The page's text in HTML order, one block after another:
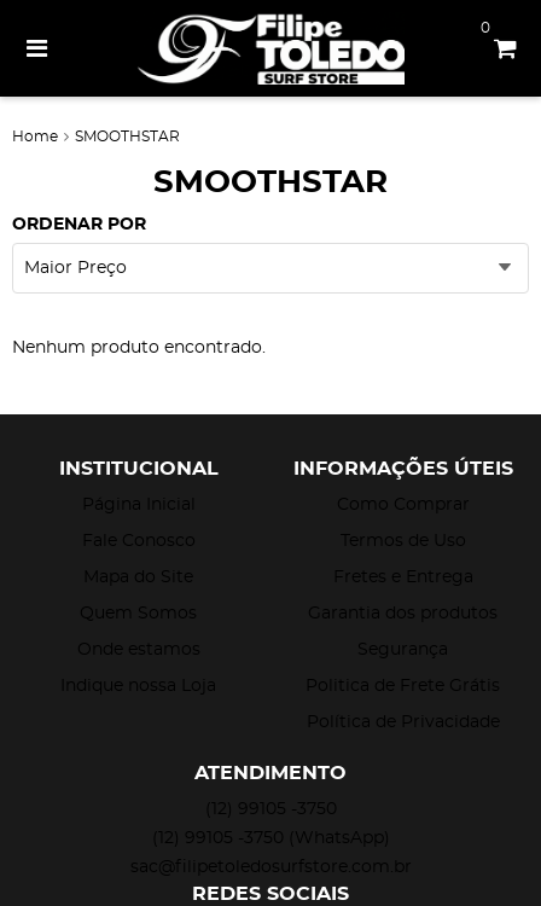
0
Home SMOOTHSTAR
SMOOTHSTAR
ORDENAR POR
Maior Preço
Nenhum produto encontrado.
INSTITUCIONAL
Página Inicial
Fale Conosco
Mapa do Site
Quem Somos
Onde estamos
Indique nossa Loja
INFORMAÇÕES ÚTEIS
Como Comprar
Termos de Uso
Fretes e Entrega
Garantia dos produtos
Segurança
Politica de Frete Grátis
Política de Privacidade
ATENDIMENTO
(12)
99105 -3750
(12)
99105 -3750
(WhatsApp)
sac@filipetoledosurfstore.com.br
REDES SOCIAIS